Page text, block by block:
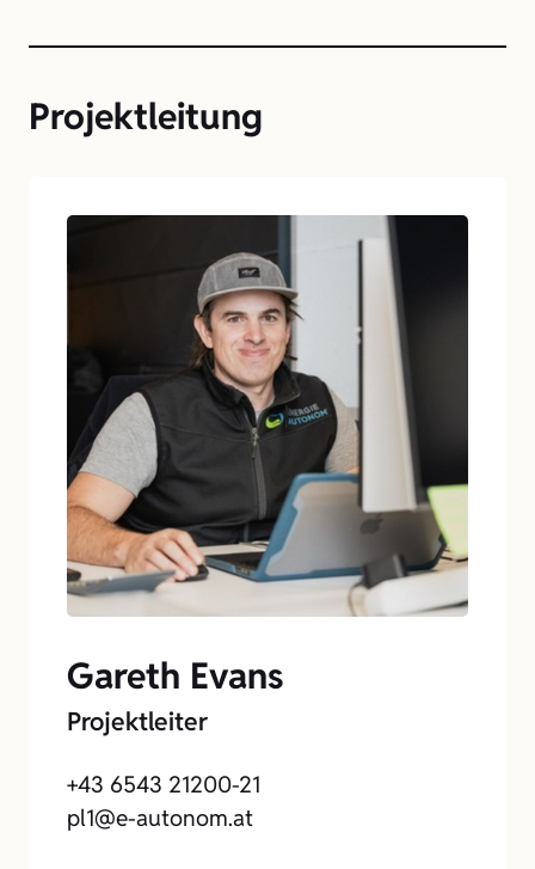
Projektleitung
Gareth Evans
Projektleiter
+43 6543 21200-21
pl1@e-autonom.at